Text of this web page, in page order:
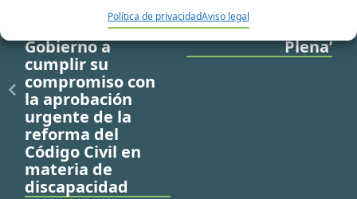
Política de privacidadAviso legal
Plena inclusión y
la AEFT animan al
Gobierno a
cumplir su
compromiso con
la aprobación
urgente de la
reforma del
Código Civil en
materia de
discapacidad
Tercer programa
de ‘Comunicación
Plena’